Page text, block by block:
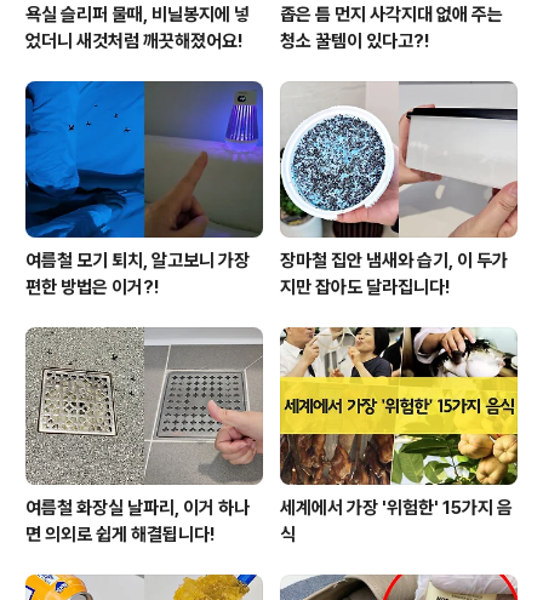
욕실 슬리퍼 물때, 비닐봉지에 넣
었더니 새것처럼 깨끗해졌어요!
좁은 틈 먼지 사각지대 없애 주는
청소 꿀템이 있다고?!
여름철 모기 퇴치, 알고보니 가장
편한 방법은 이거?!
장마철 집안 냄새와 습기, 이 두가
지만 잡아도 달라집니다!
여름철 화장실 날파리, 이거 하나
면 의외로 쉽게 해결됩니다!
세계에서 가장 '위험한' 15가지 음
식